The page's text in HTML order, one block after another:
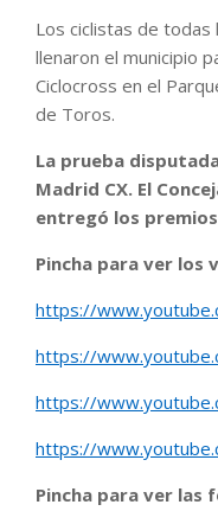
Los ciclistas de todas
llenaron el municipio
Ciclocross en el
de Toros.
La prueba
Madrid CX. El
entregó los
Pincha para ver los
https://
https://
https://
https://
Pincha para ver las